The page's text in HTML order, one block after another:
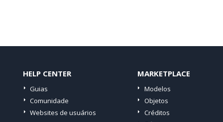
HELP CENTER
Guias
Comunidade
Websites de usuários
MARKETPLACE
Modelos
Objetos
Créditos